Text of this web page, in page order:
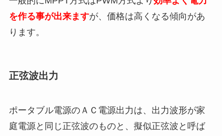
を作る事が出来ますが、価格は高くなる傾向があ
ります。
正弦波出力
ポータブル電源のＡＣ電源出力は、出力波形が家
庭電源と同じ正弦波のものと、擬似正弦波と呼ば